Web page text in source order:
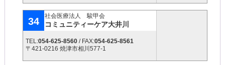
34 社会医療法人 駿甲会
コミュニティーケア大井川
TEL:054-625-8560/ FAX:054-625-8561
〒421-0216 焼津市相川577-1